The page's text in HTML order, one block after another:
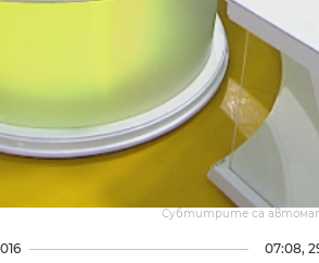
Субтитрите са
07:08,